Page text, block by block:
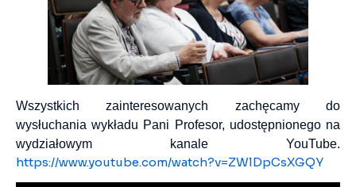
Wszystkich zainteresowanych zachęcamy do
wysłuchania wykładu Pani Profesor, udostępnionego na
wydziałowym kanale YouTube.
https://www.youtube.com/watch?v=ZWlDpCsXGQY